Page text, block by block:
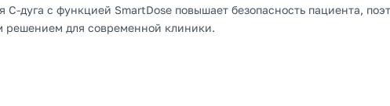
С-дуга с функцией SmartDose повышает безопасность пациента,
решением для современной клиники.